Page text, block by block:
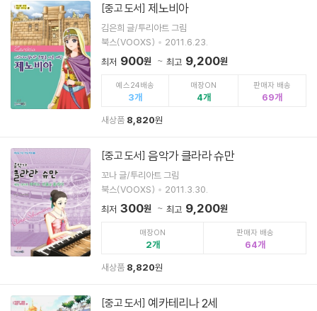
[중고 도서] 제노비아
김은희 글/투리아트 그림
북스(VOOXS)
2011.6.23.
최저 900원 최고 9,200원
예스24배송
3
매장ON
4
판매자 배송
69
새상품 8,820원
[중고 도서] 음악가 클라라 슈만
꼬나 글/투리아트 그림
북스(VOOXS)
2011.3.30.
최저 300원 최고 9,200원
매장ON
2
판매자 배송
64
새상품 8,820원
[중고 도서] 예카테리나 2세